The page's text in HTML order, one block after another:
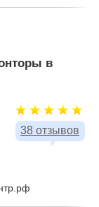
в
38 отзывов